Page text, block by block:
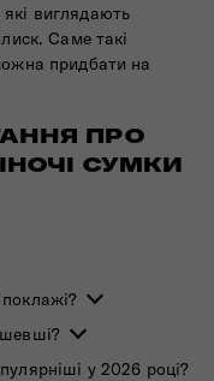
виглядають
Саме такі
придбати на
ПРО
СУМКИ
у 2026 році?